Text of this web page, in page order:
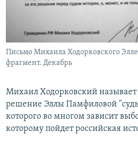
Письмо Михаила Ходорковского
фрагмент. Декабрь
Михаил Ходорковский называет
решение Эллы Памфиловой
которого во многом зависит
которому пойдет российская